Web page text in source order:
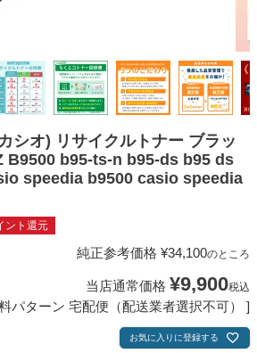
シオ) リサイクルトナー ブラッ
B9500 b95-ts-n b95-ds b95 ds
speedia b9500 casio speedia
ント還元
純正参考価格 ¥34,100のところ
当店通常価格 ¥9,900税込
パターン 宅配便（配送業者選択不可）
お気に入りに登録する